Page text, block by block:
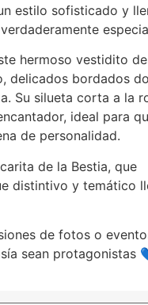
estilo sofisticado y
hermoso vestidito
delicados bordados
Su silueta corta a la
ideal para
de personalidad.
de la Bestia, que
distintivo y temático
de fotos o
sean protagonistas